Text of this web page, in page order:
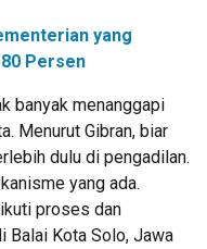
yang
Persen
banyak menanggapi
Menurut Gibran, biar
dulu di pengadilan.
yang ada.
proses dan
Balai Kota Solo, Jawa